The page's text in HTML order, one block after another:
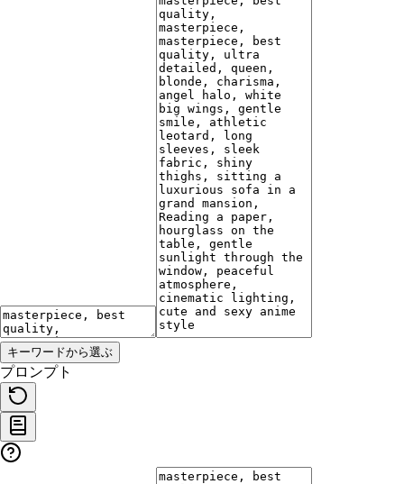
キーワードから選ぶ
プロンプト